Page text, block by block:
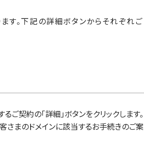
。下記の詳細ボタンからそれぞれご
ご契約の「詳細」ボタンをクリックします。
さまのドメインに該当するお手続きのご案